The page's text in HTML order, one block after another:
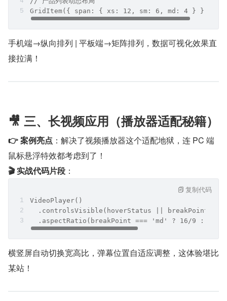
GridItem({ span: { xs: 12, sm: 6, md: 4 } })
手机端→纵向排列 | 平板端→矩阵排列，数据可视化效果直
接拉满！
🎥 三、长视频应用（播放器适配秘籍）
👉 案例亮点 ：解决了视频播放器这个适配地狱，连 PC 端
鼠标悬浮特效都考虑到了！
🎬 实战代码片段 ：
VideoPlayer()
.controlsVisible(hoverStatus || breakPoint ===
.aspectRatio(breakPoint === 'md' ? 16/9 : 21/
复制代码
横竖屏自动切换宽高比，弹幕位置自适应调整，这体验堪比
某站！